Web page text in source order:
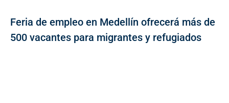
Feria de empleo en Medellín ofrecerá más de
500 vacantes para migrantes y refugiados